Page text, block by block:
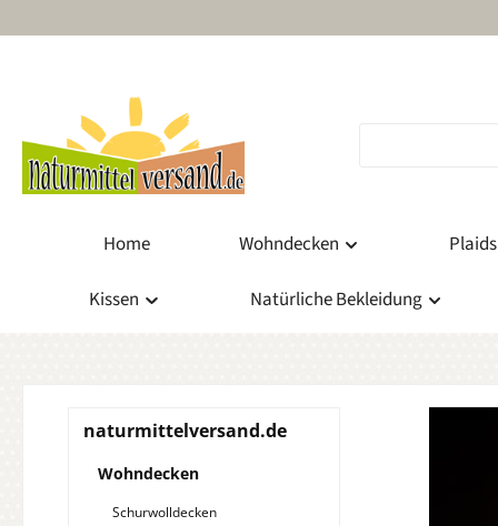
Home Wohndecken Plaids
Kissen Natürliche Bekleidung
naturmittelversand.de
Wohndecken
Schurwolldecken